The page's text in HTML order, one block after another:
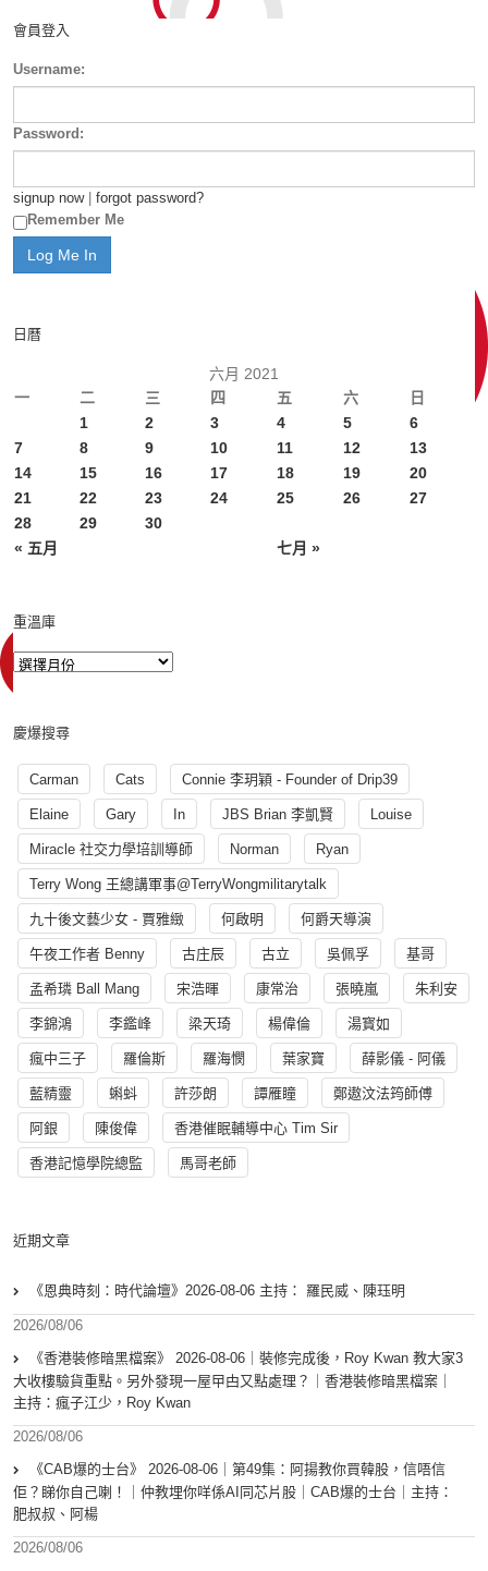
會員登入
Username:
Password:
signup now| forgot password?
Remember Me
日曆
六月 2021
一
二 三 四 五 六 日
« 五月 七月 »
1 2 3 4 5
6
7
8 9 10 11 12
13
14
15 16 17 18 19
20
21
22 23 24 25 26
27
28
29 30
重溫庫
慶爆搜尋
Carman Cats Connie 李玥穎 - Founder of Drip39
Elaine Gary In JBS Brian 李凱賢 Louise
Miracle 社交力學培訓導師 Norman Ryan
Terry Wong 王總講軍事@TerryWongmilitarytalk
九十後文藝少女 - 賈雅緻 何啟明 何爵天導演
午夜工作者 Benny 古庄辰 古立 吳佩孚 基哥
孟希璘 Ball Mang 宋浩暉 康常治 張曉嵐 朱利安
李錦鴻 李鑑峰 梁天琦 楊偉倫 湯寳如
瘋中三子 羅倫斯 羅海憫 葉家寶 薛影儀 - 阿儀
藍精靈 蝌蚪 許莎朗 譚雁瞳 鄭遨汶法筠師傅
阿銀 陳俊偉 香港催眠輔導中心 Tim Sir
香港記憶學院總監 馬哥老師
近期文章
《恩典時刻：時代論壇》2026-08-06 主持： 羅民威、陳珏明
2026/08/06
《香港裝修暗黑檔案》 2026-08-06｜裝修完成後，Roy Kwan 教大家3
大收樓驗貨重點。另外發現一屋曱甴又點處理？｜香港裝修暗黑檔案｜
主持：瘋子江少，Roy Kwan
2026/08/06
《CAB爆的士台》 2026-08-06｜第49集：阿揚教你買韓股，信唔信
佢？睇你自己喇！｜仲教埋你咩係AI同芯片股｜CAB爆的士台｜主持：
肥叔叔、阿楊
2026/08/06